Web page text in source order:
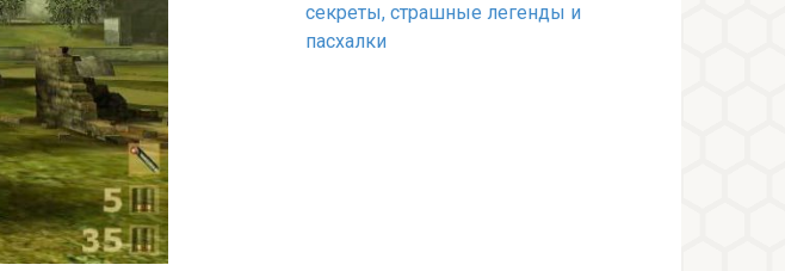
секреты, страшные легенды и
пасхалки